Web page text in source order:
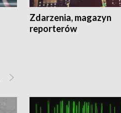
Zdarzenia, magazyn
reporterów